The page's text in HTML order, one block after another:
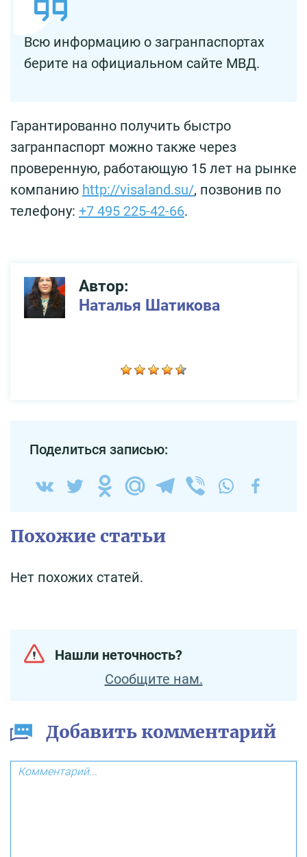
Всю информацию о загранпаспортах
берите на официальном сайте МВД.
Гарантированно получить быстро
загранпаспорт можно также через
проверенную, работающую 15 лет на рынке
компанию http://visaland.su/, позвонив по
телефону: +7 495 225-42-66.
Автор:
Наталья Шатикова
Поделиться записью:
Похожие статьи
Нет похожих статей.
Нашли неточность?
Сообщите нам.
Добавить комментарий